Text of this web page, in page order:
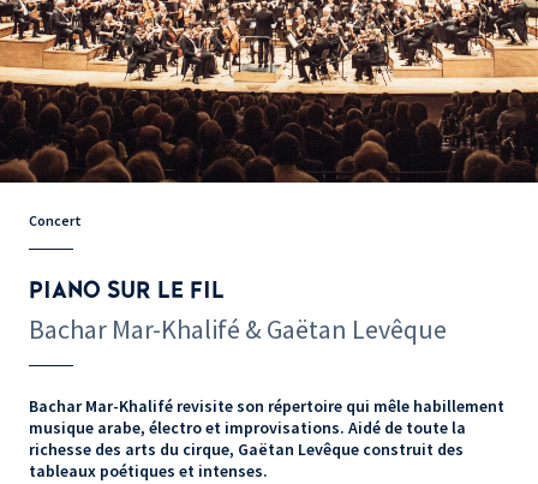
Concert
PIANO SUR LE FIL
Bachar Mar-Khalifé & Gaëtan Levêque
Bachar Mar-Khalifé revisite son répertoire qui mêle habillement
musique arabe, électro et improvisations. Aidé de toute la
richesse des arts du cirque, Gaëtan Levêque construit des
tableaux poétiques et intenses.